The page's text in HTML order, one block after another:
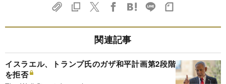
関連記事
イスラエル、トランプ氏のガザ和平計画第2段階
を拒否